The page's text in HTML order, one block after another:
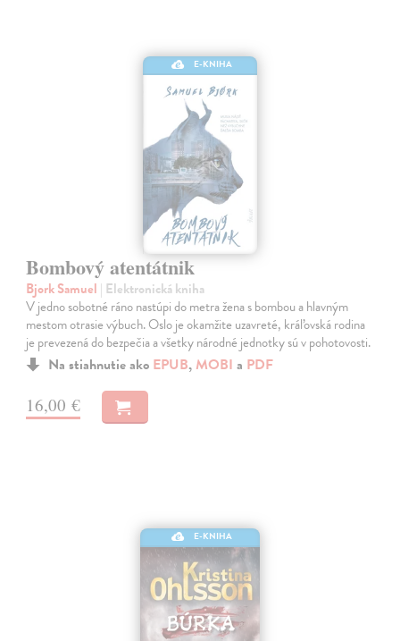
E-KNIHA
Bombový atentátnik
Bjork Samuel | Elektronická kniha
V jedno sobotné ráno nastúpi do metra žena s bombou a hlavným
mestom otrasie výbuch. Oslo je okamžite uzavreté, kráľovská rodina
je prevezená do bezpečia a všetky národné jednotky sú v pohotovosti.
Na stiahnutie ako EPUB, MOBI a PDF
16,00 €
E-KNIHA